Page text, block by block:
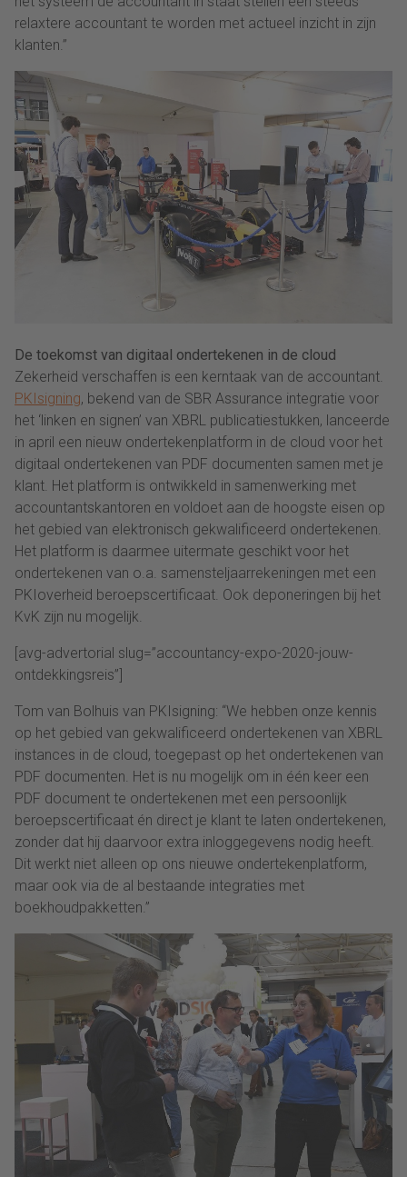
relaxtere accountant te worden met actueel inzicht in zijn
klanten.”
De toekomst van digitaal ondertekenen in de cloud
Zekerheid verschaffen is een kerntaak van de accountant.
PKIsigning, bekend van de SBR Assurance integratie voor
het ‘linken en signen’ van XBRL publicatiestukken, lanceerde
in april een nieuw ondertekenplatform in de cloud voor het
digitaal ondertekenen van PDF documenten samen met je
klant. Het platform is ontwikkeld in samenwerking met
accountantskantoren en voldoet aan de hoogste eisen op
het gebied van elektronisch gekwalificeerd ondertekenen.
Het platform is daarmee uitermate geschikt voor het
ondertekenen van o.a. samensteljaarrekeningen met een
PKIoverheid beroepscertificaat. Ook deponeringen bij het
KvK zijn nu mogelijk.
[avg-advertorial slug=”accountancy-expo-2020-jouw-
ontdekkingsreis”]
Tom van Bolhuis van PKIsigning: “We hebben onze kennis
op het gebied van gekwalificeerd ondertekenen van XBRL
instances in de cloud, toegepast op het ondertekenen van
PDF documenten. Het is nu mogelijk om in één keer een
PDF document te ondertekenen met een persoonlijk
beroepscertificaat én direct je klant te laten ondertekenen,
zonder dat hij daarvoor extra inloggegevens nodig heeft.
Dit werkt niet alleen op ons nieuwe ondertekenplatform,
maar ook via de al bestaande integraties met
boekhoudpakketten.”